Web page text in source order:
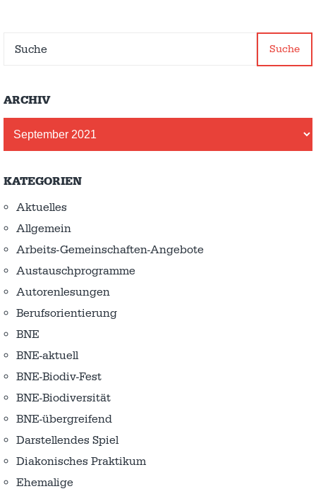
Suche
ARCHIV
KATEGORIEN
Aktuelles
Allgemein
Arbeits-Gemeinschaften-Angebote
Austausch­programme
Autorenlesungen
Berufsorientierung
BNE
BNE-aktuell
BNE-Biodiv-Fest
BNE-Biodiversität
BNE-übergreifend
Darstellendes Spiel
Diakonisches Praktikum
Ehemalige